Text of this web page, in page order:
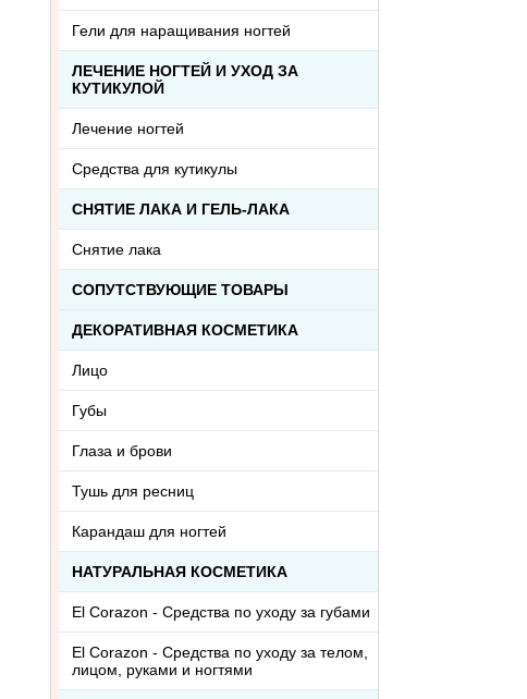
Гели для наращивания ногтей
ЛЕЧЕНИЕ НОГТЕЙ И УХОД ЗА
КУТИКУЛОЙ
Лечение ногтей
Средства для кутикулы
СНЯТИЕ ЛАКА И ГЕЛЬ-ЛАКА
Снятие лака
СОПУТСТВУЮЩИЕ ТОВАРЫ
ДЕКОРАТИВНАЯ КОСМЕТИКА
Лицо
Губы
Глаза и брови
Тушь для ресниц
Карандаш для ногтей
НАТУРАЛЬНАЯ КОСМЕТИКА
El Corazon - Средства по уходу за губами
El Corazon - Средства по уходу за телом,
лицом, руками и ногтями